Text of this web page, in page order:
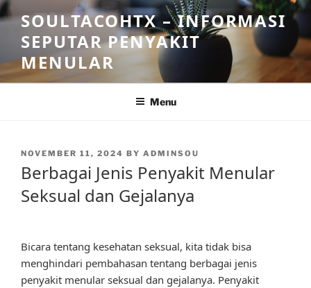
Skip
to
content
SOULTACOHTX – INFORMASI
SEPUTAR PENYAKIT
MENULAR
Menu
POSTED
NOVEMBER 11, 2024 BY ADMINSOU
Berbagai Jenis Penyakit Menular
Seksual dan Gejalanya
Bicara tentang kesehatan seksual, kita tidak bisa
menghindari pembahasan tentang berbagai jenis
penyakit menular seksual dan gejalanya. Penyakit